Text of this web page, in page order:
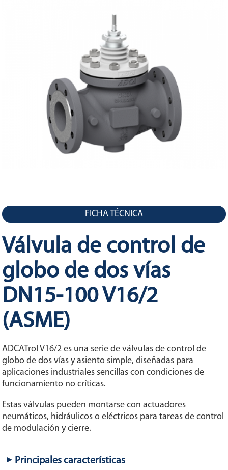
FICHA TÉCNICA
Válvula de control de
globo de dos vías
DN15-100 V16/2
(ASME)
ADCATrol V16/2 es una serie de válvulas de control de
globo de dos vías y asiento simple, diseñadas para
aplicaciones industriales sencillas con condiciones de
funcionamiento no críticas.
Estas válvulas pueden montarse con actuadores
neumáticos, hidráulicos o eléctricos para tareas de control
de modulación y cierre.
Principales características